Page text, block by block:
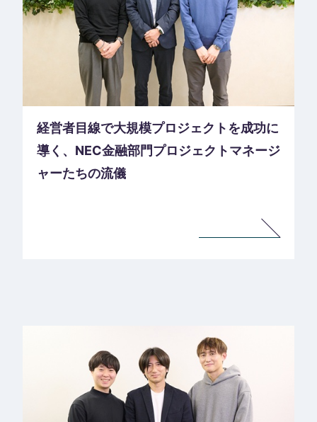
経営者目線で大規模プロジェクトを成功に
導く、NEC金融部門プロジェクトマネージ
ャーたちの流儀